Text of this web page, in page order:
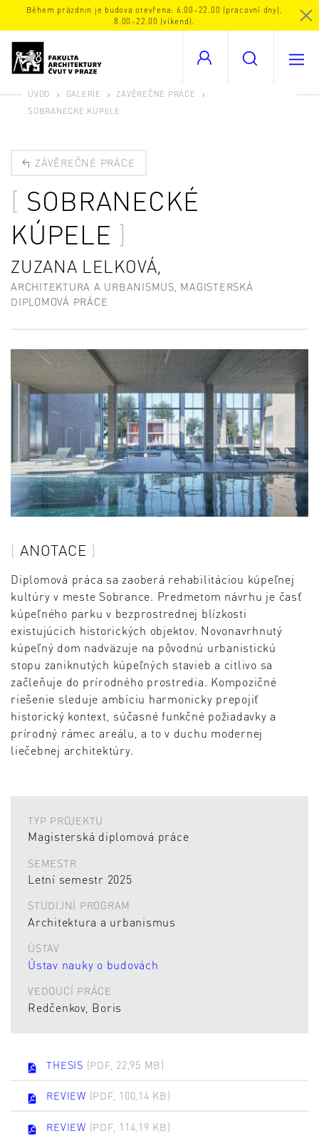
Během prázdnin je budova otevřena: 6.00–22.00 (pracovní dny),
8.00–22.00 (víkend).
ÚVOD GALERIE
ZÁVĚREČNÉ PRÁCE
SOBRANECKÉ KÚPELE
ZÁVĚREČNÉ PRÁCE
SOBRANECKÉ
KÚPELE
ZUZANA LELKOVÁ,
ARCHITEKTURA A URBANISMUS, MAGISTERSKÁ
DIPLOMOVÁ PRÁCE
ANOTACE
Diplomová práca sa zaoberá rehabilitáciou kúpeľnej
kultúry v meste Sobrance. Predmetom návrhu je časť
kúpeľného parku v bezprostrednej blízkosti
existujúcich historických objektov. Novonavrhnutý
kúpeľný dom nadväzuje na pôvodnú urbanistickú
stopu zaniknutých kúpeľných stavieb a citlivo sa
začleňuje do prírodného prostredia. Kompozičné
riešenie sleduje ambíciu harmonicky prepojiť
historický kontext, súčasné funkčné požiadavky a
prírodný rámec areálu, a to v duchu modernej
liečebnej architektúry.
TYP PROJEKTU
Magisterská diplomová práce
SEMESTR
Letní semestr 2025
STUDIJNÍ PROGRAM
Architektura a urbanismus
ÚSTAV
Ústav nauky o budovách
VEDOUCÍ PRÁCE
Redčenkov, Boris
THESIS (PDF, 22,95 MB)
REVIEW (PDF, 100,14 KB)
REVIEW (PDF, 114,19 KB)